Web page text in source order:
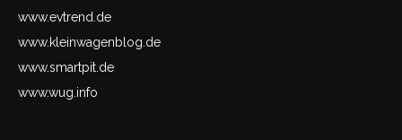
www.evtrend.de
www.kleinwagenblog.de
www.smartpit.de
www.wug.info